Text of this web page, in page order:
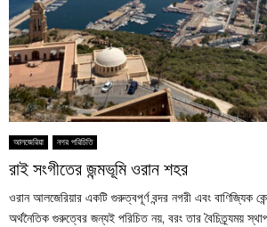
আলজেরিয়া নগর পরিচিতি
রাই সংগীতের জন্মভূমি ওরান শহর
ওরান আলজেরিয়ার একটি গুরুত্বপূর্ণ বন্দর নগরী এবং বাণিজ্যিক
অর্থনৈতিক গুরুত্বের জন্যই পরিচিত নয়, বরং তার বৈচিত্র্যময়